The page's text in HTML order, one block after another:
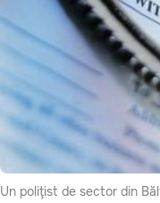
Un poliţist de sector din